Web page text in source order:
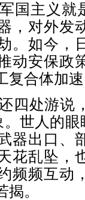
国主义就
，对外发
。如今，
动安保政
复合体加速
四处游说
。世人的
器出口、
花乱坠，
频频互动
。